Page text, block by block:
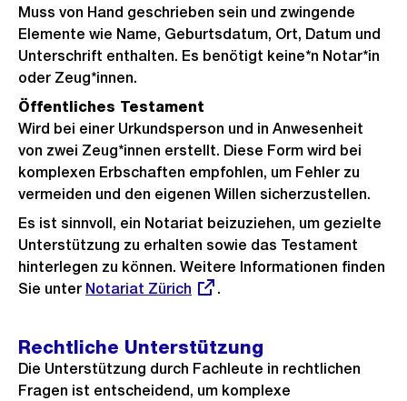
Muss von Hand geschrieben sein und zwingende
Elemente wie Name, Geburtsdatum, Ort, Datum und
Unterschrift enthalten. Es benötigt keine*n Notar*in
oder Zeug*innen.
Öffentliches Testament
Wird bei einer Urkundsperson und in Anwesenheit
von zwei Zeug*innen erstellt. Diese Form wird bei
komplexen Erbschaften empfohlen, um Fehler zu
vermeiden und den eigenen Willen sicherzustellen.
Es ist sinnvoll, ein Notariat beizuziehen, um gezielte
Unterstützung zu erhalten sowie das Testament
hinterlegen zu können. Weitere Informationen finden
Sie unter Externer
Notariat Zürich .
Rechtliche Unterstützung
Die Unterstützung durch Fachleute in rechtlichen
Fragen ist entscheidend, um komplexe